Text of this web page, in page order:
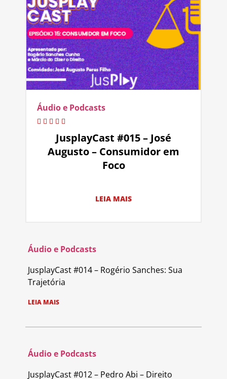
Áudio e Podcasts
JusplayCast #015 – José
Augusto – Consumidor em
Foco
LEIA MAIS
Áudio e Podcasts
JusplayCast #014 – Rogério Sanches: Sua
Trajetória
LEIA MAIS
Áudio e Podcasts
JusplayCast #012 – Pedro Abi – Direito